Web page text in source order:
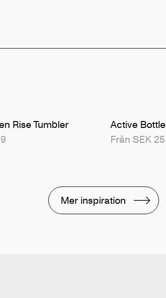
Rise Tumbler
Active Bottle
Från SEK 25
Mer inspiration